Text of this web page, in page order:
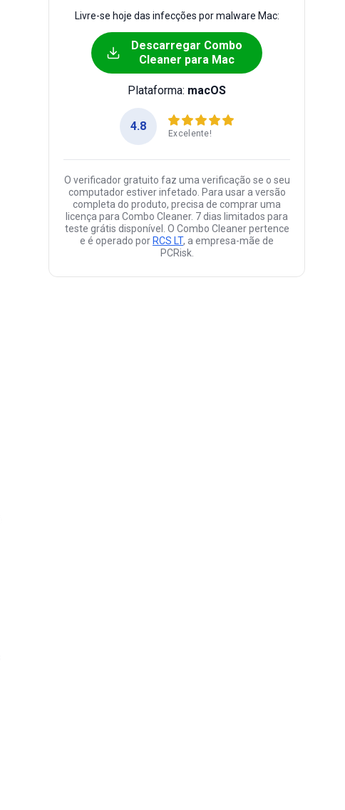
Livre-se hoje das infecções por malware Mac:
Descarregar Combo
Cleaner para Mac
Plataforma: macOS
4.8
Excelente!
O verificador gratuito faz uma verificação se o seu
computador estiver infetado. Para usar a versão
completa do produto, precisa de comprar uma
licença para Combo Cleaner. 7 dias limitados para
teste grátis disponível. O Combo Cleaner pertence
e é operado por RCS LT, a empresa-mãe de
PCRisk.